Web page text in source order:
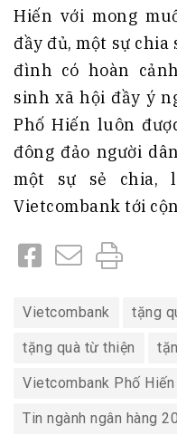
Hiến với mong
đầy đủ, một sự chia
đình có hoàn
sinh xã hội đầy ý
Phố Hiến luôn
đông đảo người
một sự sẻ chia,
Vietcombank tới
Vietcombank tặng
tặng quà từ thiện
Vietcombank Phố Hiến
Tin ngành ngân hàng